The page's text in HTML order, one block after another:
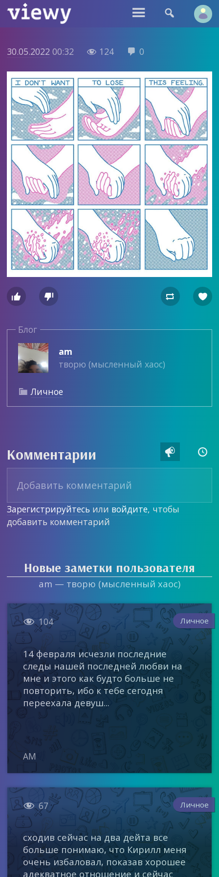
 
30.05.2022 00:32  124  0
   
Блог
am
творю (мысленный хаос)
 Личное
Комментарии  
Зарегистрируйтесь или войдите, чтобы
добавить комментарий
Новые заметки пользователя
am — творю (мысленный хаос)
 104 Личное
14 февраля исчезли последние
следы нашей последней любви на
мне и этого как будто больше не
повторить, ибо к тебе сегодня
переехала девуш...
AM
 67 Личное
сходив сейчас на два дейта все
больше понимаю, что Кирилл меня
очень избаловал, показав хорошее
адекватное отношение и сейчас